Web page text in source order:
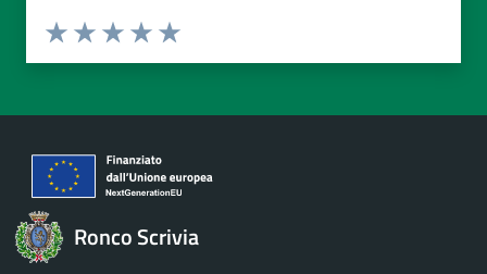
Valuta da 1 a 5 stelle la pagina
Valuta 5 stelle su 5
Valuta 4 stelle su 5
Valuta 3 stelle su 5
Valuta 2 stelle su 5
Valuta 1 stelle su 5
Ronco Scrivia